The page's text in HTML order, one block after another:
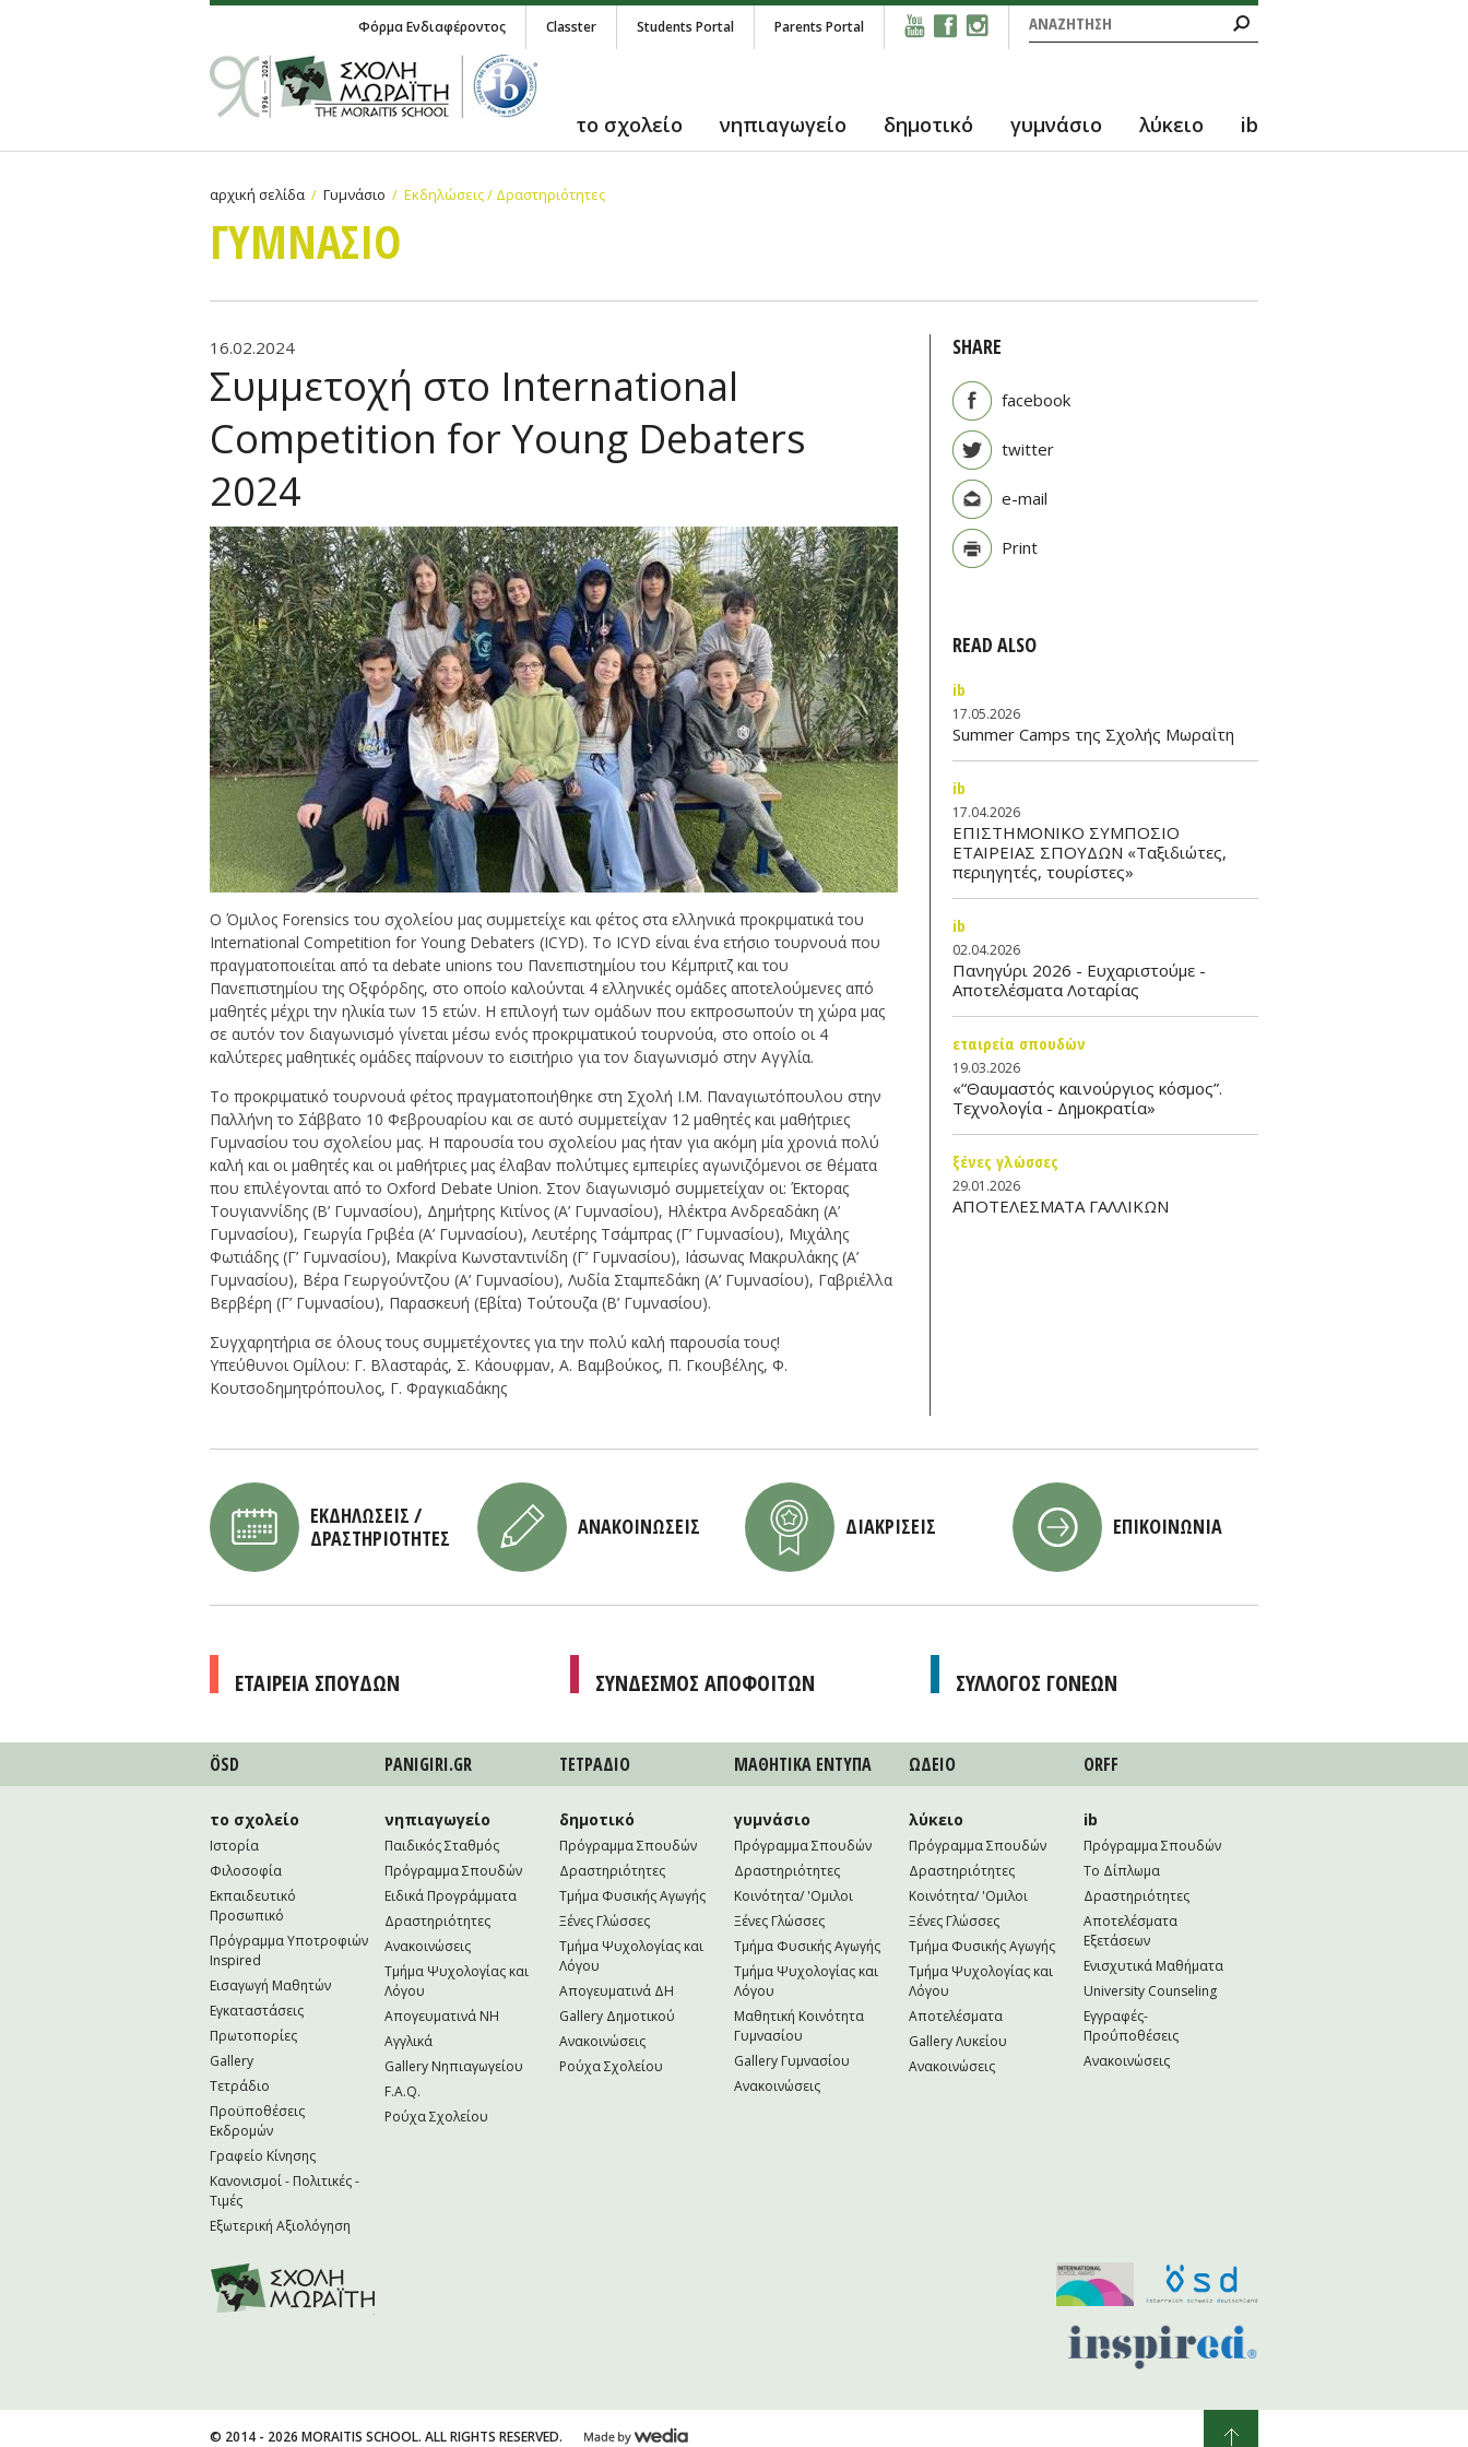
Φόρμα αναζήτησης
Αναζήτηση
Φόρμα Ενδιαφέροντος Classter Students Portal Parents Portal
το σχολείο νηπιαγωγείο δημοτικό γυμνάσιο λύκειο ib
αρχική σελίδα Γυμνάσιο Εκδηλώσεις / Δραστηριότητες
ΓΥΜΝAΣΙΟ
16.02.2024
Συμμετοχή στο International
Competition for Young Debaters
2024
Ο Όμιλος Forensics του σχολείου μας συμμετείχε και φέτος στα ελληνικά προκριματικά του
International Competition for Young Debaters (ICYD). Το ICYD είναι ένα ετήσιο τουρνουά που
πραγματοποιείται από τα debate unions του Πανεπιστημίου του Κέμπριτζ και του
Πανεπιστημίου της Οξφόρδης, στο οποίο καλούνται 4 ελληνικές ομάδες αποτελούμενες από
μαθητές μέχρι την ηλικία των 15 ετών. Η επιλογή των ομάδων που εκπροσωπούν τη χώρα μας
σε αυτόν τον διαγωνισμό γίνεται μέσω ενός προκριματικού τουρνούα, στο οποίο οι 4
καλύτερες μαθητικές ομάδες παίρνουν το εισιτήριο για τον διαγωνισμό στην Αγγλία.
Το προκριματικό τουρνουά φέτος πραγματοποιήθηκε στη Σχολή Ι.Μ. Παναγιωτόπουλου στην
Παλλήνη το Σάββατο 10 Φεβρουαρίου και σε αυτό συμμετείχαν 12 μαθητές και μαθήτριες
Γυμνασίου του σχολείου μας. Η παρουσία του σχολείου μας ήταν για ακόμη μία χρονιά πολύ
καλή και οι μαθητές και οι μαθήτριες μας έλαβαν πολύτιμες εμπειρίες αγωνιζόμενοι σε θέματα
που επιλέγονται από το Oxford Debate Union. Στον διαγωνισμό συμμετείχαν οι: Έκτορας
Τουγιαννίδης (Β’ Γυμνασίου), Δημήτρης Κιτίνος (Α’ Γυμνασίου), Ηλέκτρα Ανδρεαδάκη (Α’
Γυμνασίου), Γεωργία Γριβέα (Α’ Γυμνασίου), Λευτέρης Τσάμπρας (Γ’ Γυμνασίου), Μιχάλης
Φωτιάδης (Γ’ Γυμνασίου), Μακρίνα Κωνσταντινίδη (Γ’ Γυμνασίου), Ιάσωνας Μακρυλάκης (Α’
Γυμνασίου), Βέρα Γεωργούντζου (Α’ Γυμνασίου), Λυδία Σταμπεδάκη (Α’ Γυμνασίου), Γαβριέλλα
Βερβέρη (Γ’ Γυμνασίου), Παρασκευή (Εβίτα) Τούτουζα (Β’ Γυμνασίου).
Συγχαρητήρια σε όλους τους συμμετέχοντες για την πολύ καλή παρουσία τους!
Υπεύθυνοι Ομίλου: Γ. Βλασταράς, Σ. Κάουφμαν, Α. Βαμβούκος, Π. Γκουβέλης, Φ.
Κουτσοδημητρόπουλος, Γ. Φραγκιαδάκης
SHARE
facebook
twitter
e-mail
Print
READ ALSO
ib
17.05.2026
Summer Camps της Σχολής Μωραΐτη
ib
17.04.2026
ΕΠΙΣΤΗΜΟΝΙΚΟ ΣΥΜΠΟΣΙΟ
ΕΤΑΙΡΕΙΑΣ ΣΠΟΥΔΩΝ «Ταξιδιώτες,
περιηγητές, τουρίστες»
ib
02.04.2026
Πανηγύρι 2026 - Ευχαριστούμε -
Αποτελέσματα Λοταρίας
εταιρεία σπουδών
19.03.2026
«“Θαυμαστός καινούργιος κόσμος”.
Τεχνολογία - Δημοκρατία»
ξένες γλώσσες
29.01.2026
ΑΠΟΤΕΛΕΣΜΑΤΑ ΓΑΛΛΙΚΩΝ
ΕΚΔΗΛΩΣΕΙΣ /
ΔΡΑΣΤΗΡΙΟΤΗΤΕΣ
ΑΝΑΚΟΙΝΩΣΕΙΣ ΔΙΑΚΡΙΣΕΙΣ ΕΠΙΚΟΙΝΩΝΙΑ
ΕΤΑΙΡΕΙΑ ΣΠΟΥΔΩΝ ΣΥΝΔΕΣΜΟΣ ΑΠΟΦΟΙΤΩΝ ΣΥΛΛΟΓΟΣ ΓΟΝΕΩΝ
ÖSD PANIGIRI.GR ΤΕΤΡAΔΙΟ ΜΑΘΗΤΙΚA ΕΝΤΥΠΑ ΩΔΕΙΟ ORFF
το σχολείο
Ιστορία
Φιλοσοφία
Εκπαιδευτικό
Προσωπικό
Πρόγραμμα Υποτροφιών
Inspired
Εισαγωγή Μαθητών
Εγκαταστάσεις
Πρωτοπορίες
Gallery
Τετράδιο
Προϋποθέσεις
Εκδρομών
Γραφείο Κίνησης
Κανονισμοί - Πολιτικές -
Τιμές
Εξωτερική Αξιολόγηση
νηπιαγωγείο
Παιδικός Σταθμός
Πρόγραμμα Σπουδών
Ειδικά Προγράμματα
Δραστηριότητες
Ανακοινώσεις
Τμήμα Ψυχολογίας και
Λόγου
Απογευματινά NH
Αγγλικά
Gallery Νηπιαγωγείου
F.A.Q.
Ρούχα Σχολείου
δημοτικό
Πρόγραμμα Σπουδών
Δραστηριότητες
Τμήμα Φυσικής Αγωγής
Ξένες Γλώσσες
Τμήμα Ψυχολογίας και
Λόγου
Απογευματινά ΔΗ
Gallery Δημοτικού
Ανακοινώσεις
Ρούχα Σχολείου
γυμνάσιο
Πρόγραμμα Σπουδών
Δραστηριότητες
Κοινότητα/ 'Ομιλοι
Ξένες Γλώσσες
Τμήμα Φυσικής Αγωγής
Τμήμα Ψυχολογίας και
Λόγου
Μαθητική Κοινότητα
Γυμνασίου
Gallery Γυμνασίου
Ανακοινώσεις
λύκειο
Πρόγραμμα Σπουδών
Δραστηριότητες
Κοινότητα/ 'Ομιλοι
Ξένες Γλώσσες
Τμήμα Φυσικής Αγωγής
Τμήμα Ψυχολογίας και
Λόγου
Αποτελέσματα
Gallery Λυκείου
Ανακοινώσεις
ib
Πρόγραμμα Σπουδών
Το Δίπλωμα
Δραστηριότητες
Αποτελέσματα
Εξετάσεων
Ενισχυτικά Μαθήματα
University Counseling
Εγγραφές-
Προΰποθέσεις
Ανακοινώσεις
© 2014 - 2026 MORAITIS SCHOOL. ALL RIGHTS RESERVED.